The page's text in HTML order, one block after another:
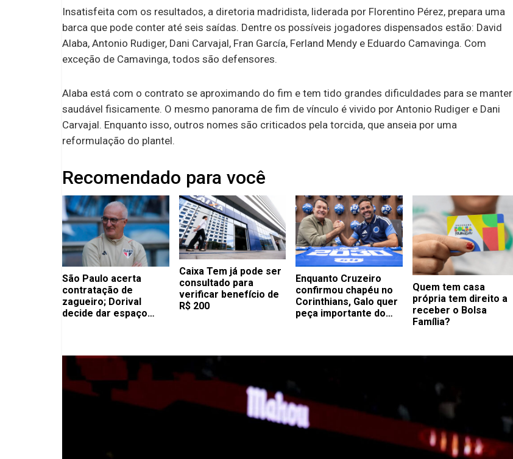
Insatisfeita com os resultados, a diretoria madridista, liderada por Florentino Pérez, prepara uma
barca que pode conter até seis saídas. Dentre os possíveis jogadores dispensados estão: David
Alaba, Antonio Rudiger, Dani Carvajal, Fran García, Ferland Mendy e Eduardo Camavinga. Com
exceção de Camavinga, todos são defensores.
Alaba está com o contrato se aproximando do fim e tem tido grandes dificuldades para se manter
saudável fisicamente. O mesmo panorama de fim de vínculo é vivido por Antonio Rudiger e Dani
Carvajal. Enquanto isso, outros nomes são criticados pela torcida, que anseia por uma
reformulação do plantel.
Recomendado para você
São Paulo acerta
contratação de
zagueiro; Dorival
decide dar espaço
Caixa Tem já pode ser
consultado para
verificar benefício de
R$ 200
Enquanto Cruzeiro
confirmou chapéu no
Corinthians, Galo quer
peça importante do
Quem tem casa
própria tem direito a
receber o Bolsa
Família?